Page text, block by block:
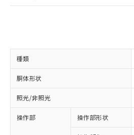
種類
胴体形状
照光/非照光
操作部 操作部形状